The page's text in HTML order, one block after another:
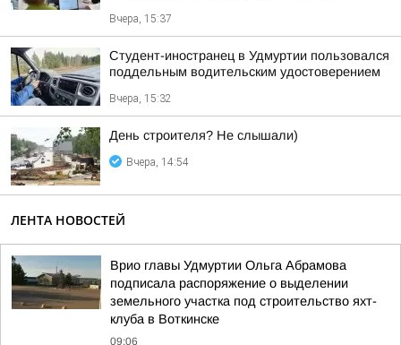
Вчера, 15:37
Студент-иностранец в Удмуртии пользовался
поддельным водительским удостоверением
Вчера, 15:32
День строителя? Не слышали)
Вчера, 14:54
ЛЕНТА НОВОСТЕЙ
Врио главы Удмуртии Ольга Абрамова
подписала распоряжение о выделении
земельного участка под строительство яхт-
клуба в Воткинске
09:06